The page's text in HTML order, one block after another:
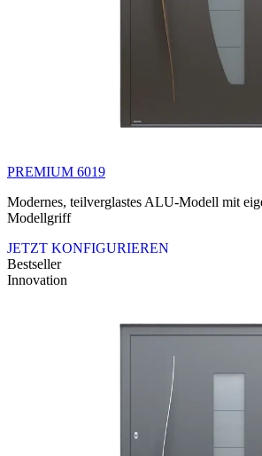
PREMIUM 6019
Modernes, teilverglastes ALU-Modell mit
Modellgriff
JETZT KONFIGURIEREN
Bestseller
Innovation